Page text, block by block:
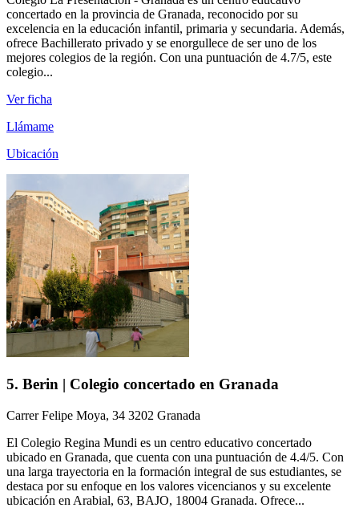
concertado en la provincia de Granada, reconocido por su
excelencia en la educación infantil, primaria y secundaria. Además,
ofrece Bachillerato privado y se enorgullece de ser uno de los
mejores colegios de la región. Con una puntuación de 4.7/5, este
colegio...
Ver ficha
Llámame
Ubicación
5. Berin | Colegio concertado en Granada
Carrer Felipe Moya, 34 3202 Granada
El Colegio Regina Mundi es un centro educativo concertado
ubicado en Granada, que cuenta con una puntuación de 4.4/5. Con
una larga trayectoria en la formación integral de sus estudiantes, se
destaca por su enfoque en los valores vicencianos y su excelente
ubicación en Arabial, 63, BAJO, 18004 Granada. Ofrece...